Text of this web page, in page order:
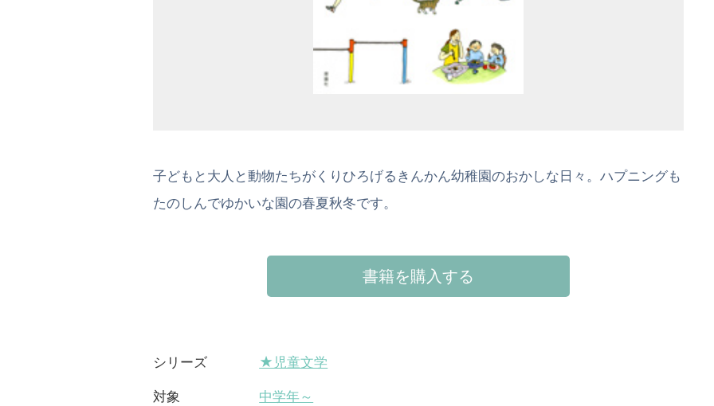
子どもと大人と動物たちがくりひろげるきんかん幼稚園のおかしな日々。ハプニングも
たのしんでゆかいな園の春夏秋冬です。
書籍を購入する
シリーズ ★児童文学
対象 中学年～